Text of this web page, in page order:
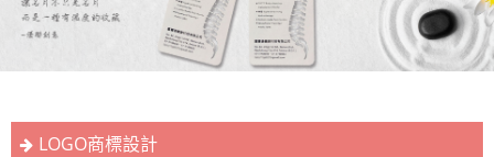
LOGO商標設計